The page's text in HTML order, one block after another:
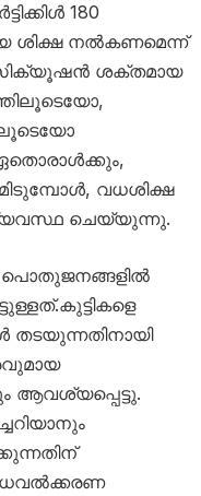
180
ശിക്ഷ നൽകണമെന്ന്
ശക്തമായ
വധശിക്ഷ
ചെയ്യുന്നു.
പൊതുജനങ്ങളിൽ
തടയുന്നതിനായി
ആവശ്യപ്പെട്ടു.